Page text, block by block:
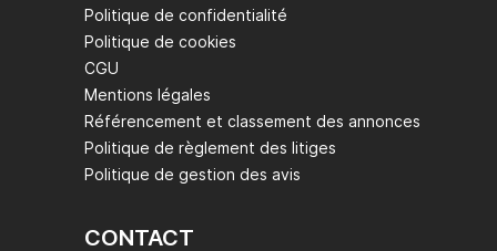
Politique de confidentialité
Politique de cookies
CGU
Mentions légales
Référencement et classement des annonces
Politique de règlement des litiges
Politique de gestion des avis
CONTACT